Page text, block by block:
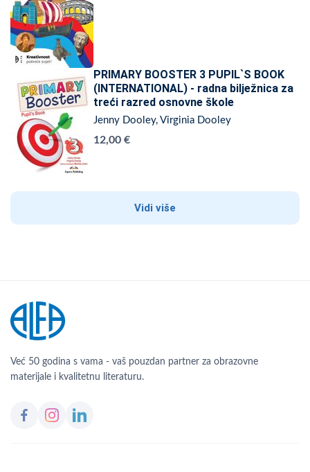
PRIMARY BOOSTER 3 PUPIL`S BOOK
(INTERNATIONAL) - radna bilježnica za
treći razred osnovne škole
Jenny Dooley, Virginia Dooley
12,00 €
Vidi više
Već 50 godina s vama - vaš pouzdan partner za obrazovne
materijale i kvalitetnu literaturu.